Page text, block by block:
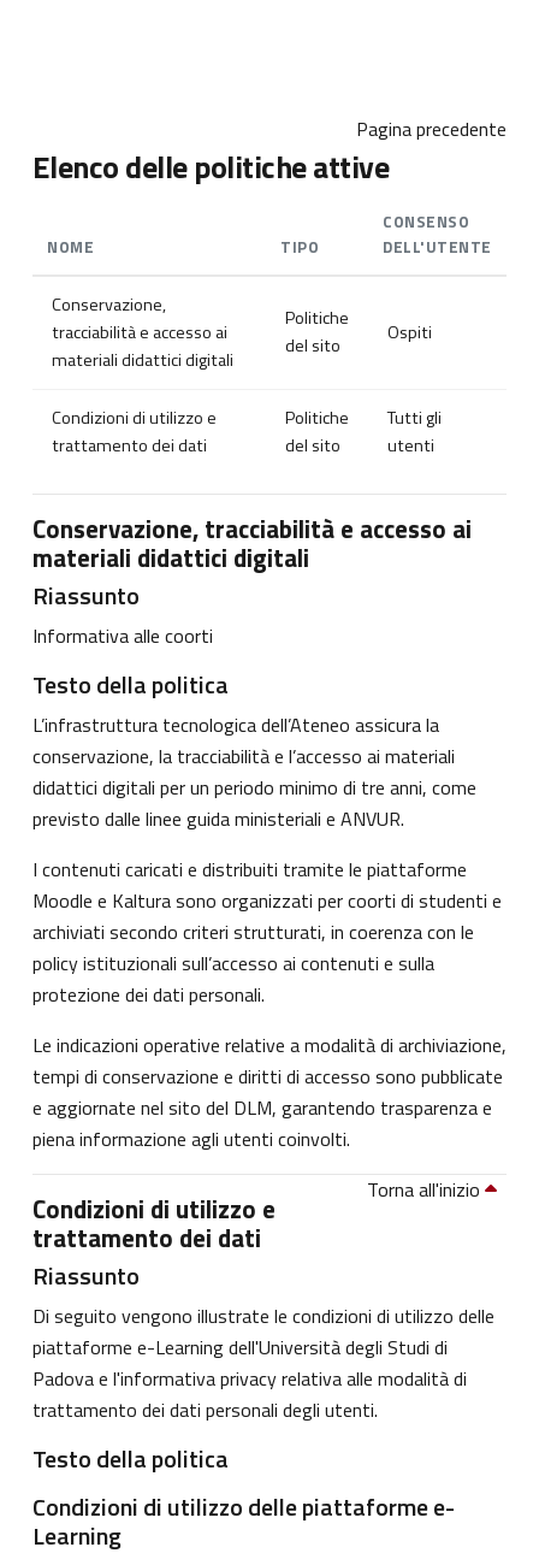
Pagina precedente
Elenco delle politiche attive
NOME TIPO
CONSENSO
DELL'UTENTE
Conservazione,
tracciabilità e accesso ai
materiali didattici digitali
Politiche
del sito
Ospiti
Condizioni di utilizzo e
trattamento dei dati
Politiche
del sito
Tutti gli
utenti
Conservazione, tracciabilità e accesso ai
materiali didattici digitali
Riassunto
Informativa alle coorti
Testo della politica
L’infrastruttura tecnologica dell’Ateneo assicura la
conservazione, la tracciabilità e l’accesso ai materiali
didattici digitali per un periodo minimo di tre anni, come
previsto dalle linee guida ministeriali e ANVUR.
I contenuti caricati e distribuiti tramite le piattaforme
Moodle e Kaltura sono organizzati per coorti di studenti e
archiviati secondo criteri strutturati, in coerenza con le
policy istituzionali sull’accesso ai contenuti e sulla
protezione dei dati personali.
Le indicazioni operative relative a modalità di archiviazione,
tempi di conservazione e diritti di accesso sono pubblicate
e aggiornate nel sito del DLM, garantendo trasparenza e
piena informazione agli utenti coinvolti.
Torna all'inizio
Condizioni di utilizzo e
trattamento dei dati
Riassunto
Di seguito vengono illustrate le condizioni di utilizzo delle
piattaforme e-Learning dell'Università degli Studi di
Padova e l'informativa privacy relativa alle modalità di
trattamento dei dati personali degli utenti.
Testo della politica
Condizioni di utilizzo delle piattaforme e-
Learning